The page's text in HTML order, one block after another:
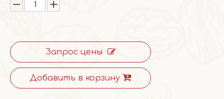
Запрос цены
Добавить в корзину